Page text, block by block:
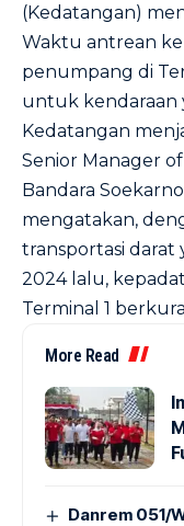
(Kedatangan)
Waktu antrean
penumpang di
untuk kendaraan
Kedatangan
Senior Manager
Bandara
mengatakan,
transportasi darat
2024 lalu,
Terminal 1
More Read
Danrem 051/